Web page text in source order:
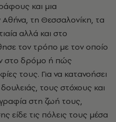
και μια
τη Θεσσαλονίκη, τα
αλλά και στο
τον τρόπο με τον οποίο
στο δρόμο ή πώς
τους. Για να κατανοήσει
τους στόχους και
στη ζωή τους,
είδε τις πόλεις τους μέσα